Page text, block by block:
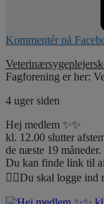
Kommentér på
Fagforening er her:
4 uger siden
Hej medlem ✨✨
kl. 12.00 slutter
de næste 19
Du kan finde link til
☝🏼Du skal logge ind